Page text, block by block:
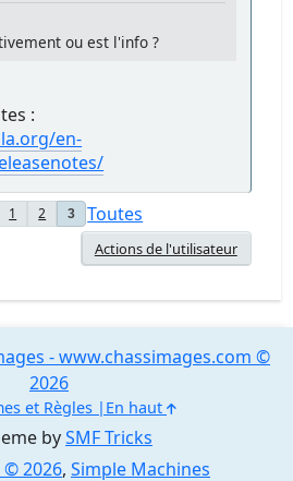
ou est l'info ?
:
en-
1 2 3 Toutes
Actions de l'utilisateur
bySMF Tricks
© 2026, Simple Machines
- www.chassimages.com ©
2026
et Règles En haut